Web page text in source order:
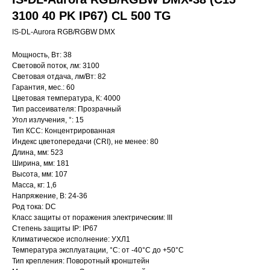
3100 40 PK IP67) CL 500 TG
IS-DL-Aurora RGB/RGBW DMX
Мощность, Вт: 38
Световой поток, лм: 3100
Световая отдача, лм/Вт: 82
Гарантия, мес.: 60
Цветовая температура, К: 4000
Тип рассеивателя: Прозрачный
Угол излучения, °: 15
Тип КСС: Концентрированная
Индекс цветопередачи (CRI), не менее: 80
Длина, мм: 523
Ширина, мм: 181
Высота, мм: 107
Масса, кг: 1,6
Напряжение, В: 24-36
Род тока: DC
Класс защиты от поражения электрическим: III
Степень защиты IP: IP67
Климатическое исполнение: УХЛ1
Температура эксплуатации, °С: от -40°C до +50°C
Тип крепления: Поворотный кронштейн